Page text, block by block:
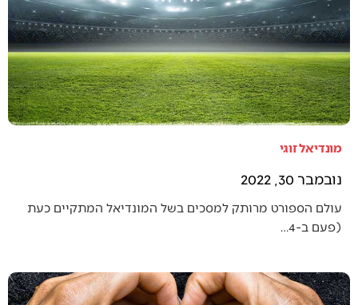
מונדיאל זוגי
נובמבר 30, 2022
עולם הספורט מרותק למסכים בשל המונדיאל המתקיים כעת
(פעם ב-4…